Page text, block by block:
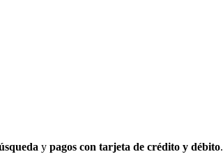
y pagos con tarjeta de crédito y débito.